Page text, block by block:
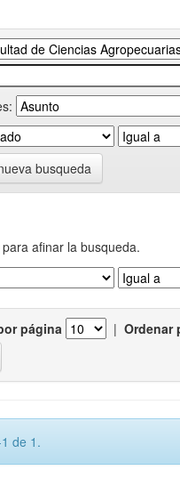
busqueda
afinar la busqueda.
página | Ordenar
de 1.